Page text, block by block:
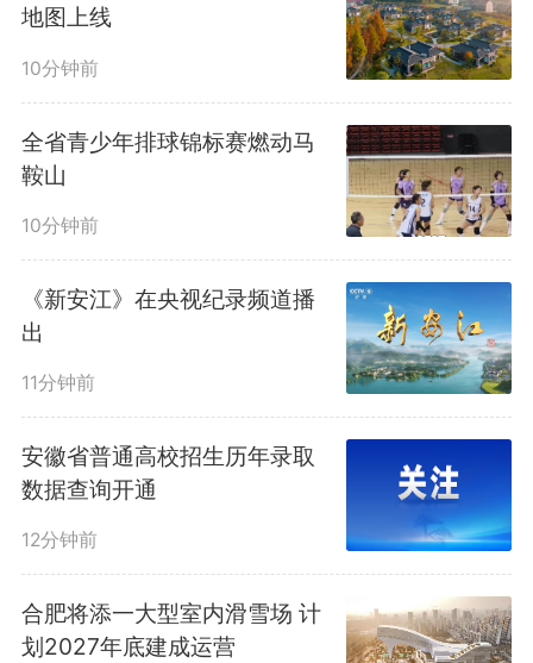
粮油”、20个市县区域品牌、N个
企业品牌，目前已整合企业品牌
300个，累计遴选“安徽好粮油”产
品142个、“中国好粮油”产品40
个。“皖美粮油”第七次蝉联“中国粮
油影响力公共品牌”，品牌效应显
著增强。
在母子品牌联动上，“皖美粮
油”是母品牌，下辖涡阳小麦、芜
湖大米、含山大米等一批区域特色
品牌，以及联河、槐祥、燕之坊、
地图上线
10分钟前
全省青少年排球锦标赛燃动马
鞍山
10分钟前
《新安江》在央视纪录频道播
出
11分钟前
安徽省普通高校招生历年录取
数据查询开通
12分钟前
合肥将添一大型室内滑雪场 计
划2027年底建成运营